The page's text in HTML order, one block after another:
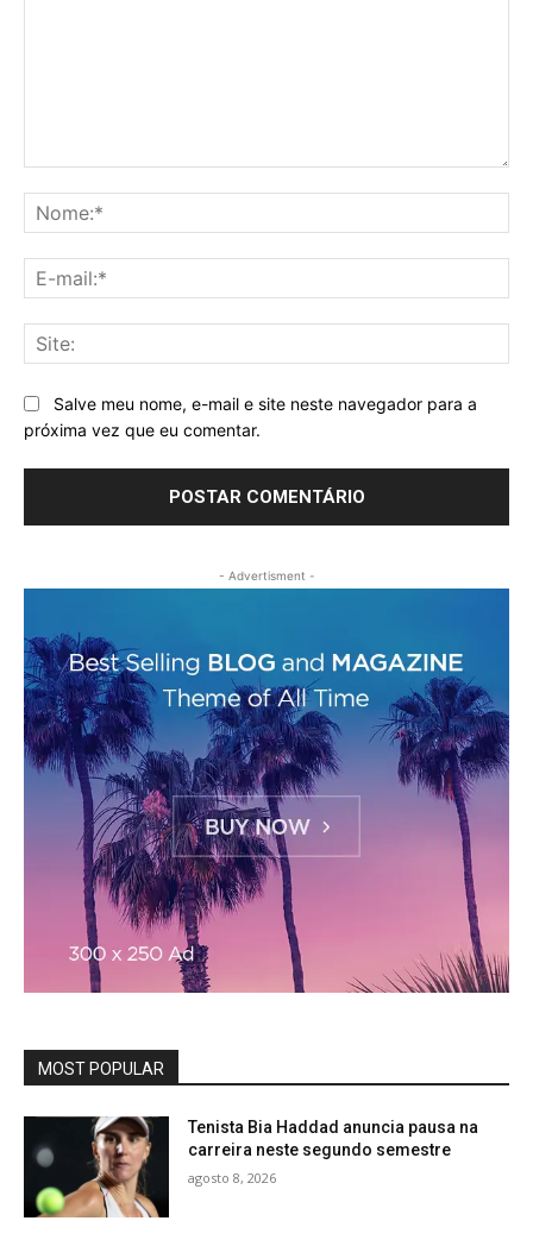
Salve meu nome, e-mail e site neste navegador para a
próxima vez que eu comentar.
- Advertisment -
MOST POPULAR
Tenista Bia Haddad anuncia pausa na
carreira neste segundo semestre
agosto 8, 2026